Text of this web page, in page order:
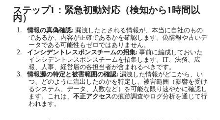
ステップ1 ：緊急初動対応（検知から1時間以
内）
1. 情報の真偽確認: 漏洩したとされる情報が、本当に自社のもの
であるか、内容が正確であるかを確認します。偽情報や古いデ
ータである可能性もゼロではありません。
2. インシデントレスポンスチームの招集: 事前に編成しておいた
インシデントレスポンスチームを招集します。 IT、法務、広
報、人事、経営層の各担当者が含まれるべきです。
3. 情報源の特定と被害範囲の確認: 漏洩した情報がどこから、い
つ、どのように流出したのかを特定し、被害範囲（影響を受け
るシステム、データ、人数など）を可能な限り速やかに確認し
ます。これは、 不正アクセスの痕跡調査やログ分析を通じて行
われます。